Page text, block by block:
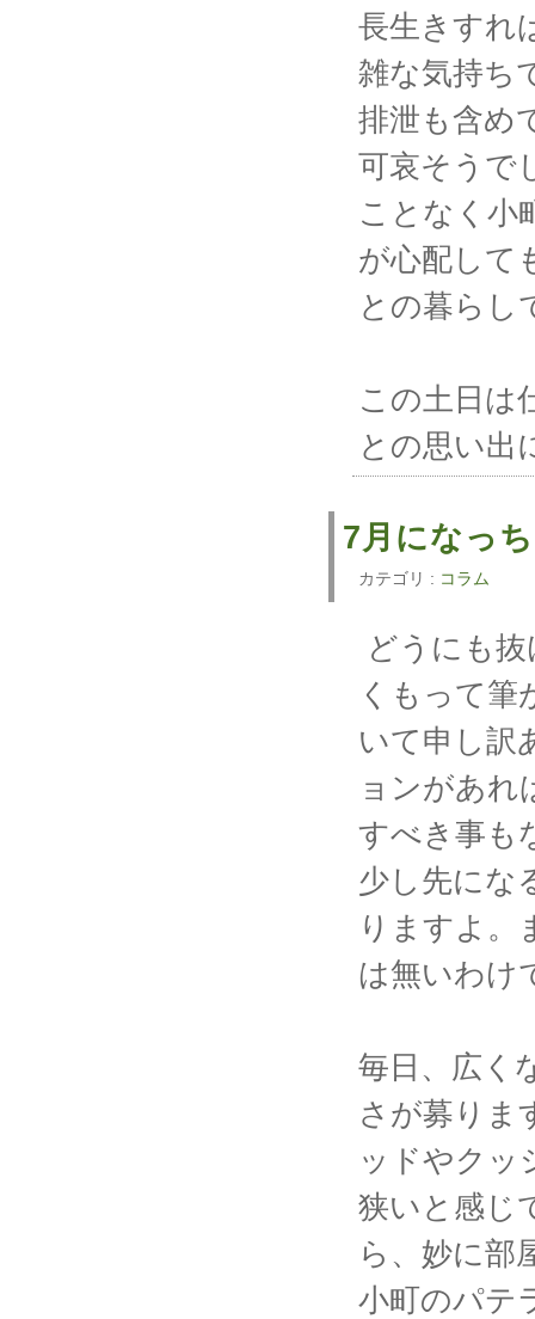
長生きすれ
雑な気持ち
排泄も含め
可哀そうで
ことなく小
が心配して
との暮らし
この土日は
との思い出
7月になっ
カテゴリ : コラム
どうにも
くもって
いて申し訳
ョンがあれ
すべき事も
少し先にな
りますよ。
は無いわけ
毎日、広く
さが募りま
ッドやクッ
狭いと感じ
ら、妙に部
小町のパテ